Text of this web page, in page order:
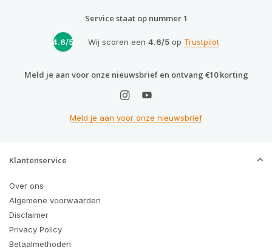
Service staat op nummer 1
4.6/5 Wij scoren een 4.6/5op Trustpilot
Meld je aan voor onze nieuwsbrief en ontvang €10 korting
Meld je aan voor onze nieuwsbrief
Klantenservice
Over ons
Algemene voorwaarden
Disclaimer
Privacy Policy
Betaalmethoden